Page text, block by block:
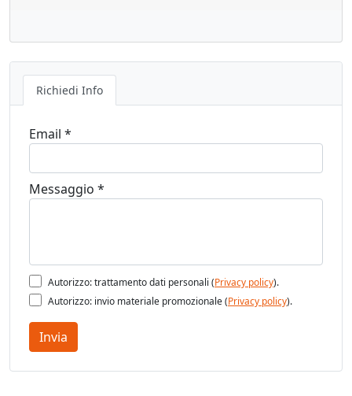
Richiedi Info
Email *
Messaggio *
Autorizzo: trattamento dati personali (Privacy policy).
Autorizzo: invio materiale promozionale (Privacy policy).
Invia